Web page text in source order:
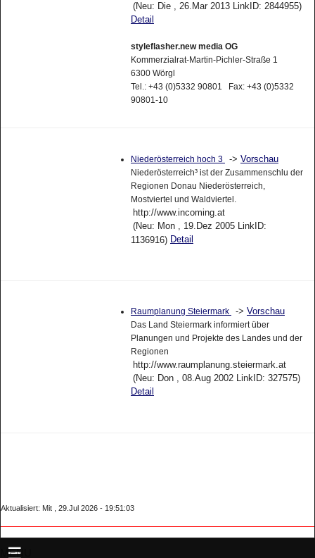
Detail
Kommerzialrat-Martin-Pichler-Straße 1
6300 Wörgl
Tel.: +43 (0)5332 90801 Fax: +43 (0)5332
90801-10
Niederösterreich³ ist der Zusammenschlu der
Regionen Donau Niederösterreich,
Mostviertel und Waldviertel.
http://www.incoming.at
(Neu: Mon , 19.Dez 2005 LinkID:
1136916)Detail
Das Land Steiermark informiert über
Planungen und Projekte des Landes und der
Regionen
http://www.raumplanung.steiermark.at
(Neu: Don , 08.Aug 2002 LinkID: 327575)
Detail
MENU